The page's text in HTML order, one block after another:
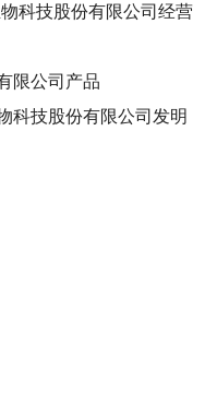
科技股份有限公司经营
限公司产品
科技股份有限公司发明